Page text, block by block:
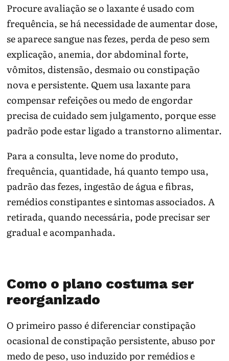
Procure avaliação se o laxante é usado com
frequência, se há necessidade de aumentar dose,
se aparece sangue nas fezes, perda de peso sem
explicação, anemia, dor abdominal forte,
vômitos, distensão, desmaio ou constipação
nova e persistente. Quem usa laxante para
compensar refeições ou medo de engordar
precisa de cuidado sem julgamento, porque esse
padrão pode estar ligado a transtorno alimentar.
Para a consulta, leve nome do produto,
frequência, quantidade, há quanto tempo usa,
padrão das fezes, ingestão de água e fibras,
remédios constipantes e sintomas associados. A
retirada, quando necessária, pode precisar ser
gradual e acompanhada.
Como o plano costuma ser
reorganizado
O primeiro passo é diferenciar constipação
ocasional de constipação persistente, abuso por
medo de peso, uso induzido por remédios e